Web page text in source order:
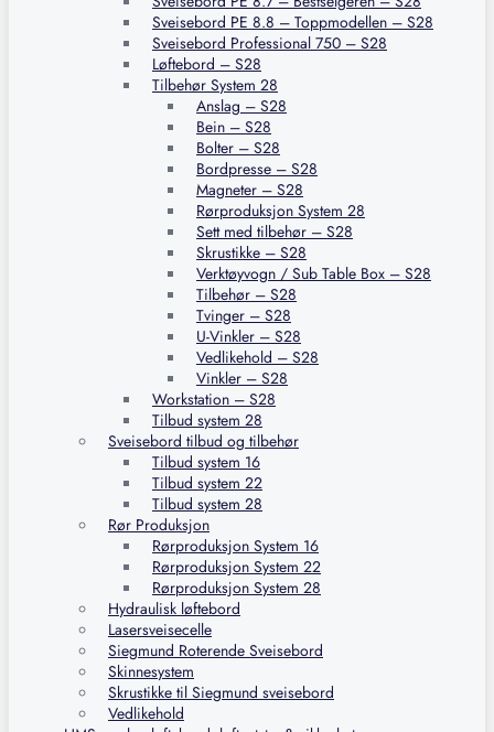
Sveisebord PE 8.8 – Toppmodellen – S28
Sveisebord Professional 750 – S28
Løftebord – S28
Tilbehør System 28
Anslag – S28
Bein – S28
Bolter – S28
Bordpresse – S28
Magneter – S28
Rørproduksjon System 28
Sett med tilbehør – S28
Skrustikke – S28
Verktøyvogn / Sub Table Box – S28
Tilbehør – S28
Tvinger – S28
U-Vinkler – S28
Vedlikehold – S28
Vinkler – S28
Workstation – S28
Tilbud system 28
Sveisebord tilbud og tilbehør
Tilbud system 16
Tilbud system 22
Tilbud system 28
Rør Produksjon
Rørproduksjon System 16
Rørproduksjon System 22
Rørproduksjon System 28
Hydraulisk løftebord
Lasersveisecelle
Siegmund Roterende Sveisebord
Skinnesystem
Skrustikke til Siegmund sveisebord
Vedlikehold